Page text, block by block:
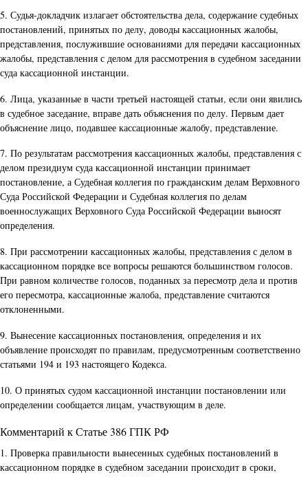
5. Судья-докладчик излагает обстоятельства дела, содержание судебных
постановлений, принятых по делу, доводы кассационных жалобы,
представления, послужившие основаниями для передачи кассационных
жалобы, представления с делом для рассмотрения в судебном заседании
суда кассационной инстанции.
6. Лица, указанные в части третьей настоящей статьи, если они явились
в судебное заседание, вправе дать объяснения по делу. Первым дает
объяснение лицо, подавшее кассационные жалобу, представление.
7. По результатам рассмотрения кассационных жалобы, представления с
делом президиум суда кассационной инстанции принимает
постановление, а Судебная коллегия по гражданским делам Верховного
Суда Российской Федерации и Судебная коллегия по делам
военнослужащих Верховного Суда Российской Федерации выносят
определения.
8. При рассмотрении кассационных жалобы, представления с делом в
кассационном порядке все вопросы решаются большинством голосов.
При равном количестве голосов, поданных за пересмотр дела и против
его пересмотра, кассационные жалоба, представление считаются
отклоненными.
9. Вынесение кассационных постановления, определения и их
объявление происходят по правилам, предусмотренным соответственно
статьями 194 и 193 настоящего Кодекса.
10. О принятых судом кассационной инстанции постановлении или
определении сообщается лицам, участвующим в деле.
Комментарий к Статье 386 ГПК РФ
1. Проверка правильности вынесенных судебных постановлений в
кассационном порядке в судебном заседании происходит в сроки,